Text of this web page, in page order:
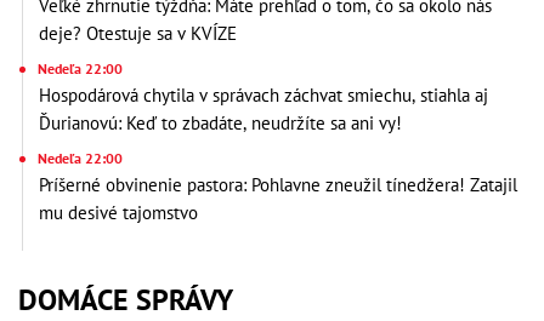
Veľké zhrnutie týždňa: Máte prehľad o tom, čo sa okolo nás
deje? Otestuje sa v KVÍZE
Nedeľa 22:00
Hospodárová chytila v správach záchvat smiechu, stiahla aj
Ďurianovú: Keď to zbadáte, neudržíte sa ani vy!
Nedeľa 22:00
Príšerné obvinenie pastora: Pohlavne zneužil tínedžera! Zatajil
mu desivé tajomstvo
DOMÁCE SPRÁVY